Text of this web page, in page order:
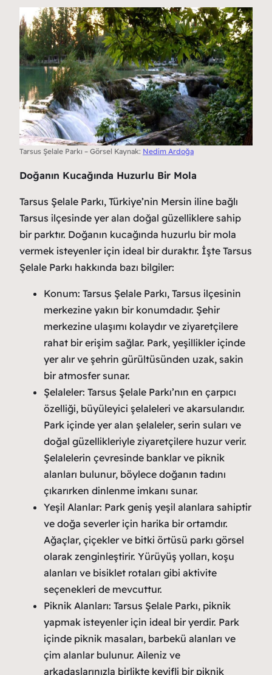
Tarsus Şelale Parkı – Görsel Kaynak: Nedim Ardoğa
Doğanın Kucağında Huzurlu Bir Mola
Tarsus Şelale Parkı, Türkiye’nin Mersin iline bağlı
Tarsus ilçesinde yer alan doğal güzelliklere sahip
bir parktır. Doğanın kucağında huzurlu bir mola
vermek isteyenler için ideal bir duraktır. İşte Tarsus
Şelale Parkı hakkında bazı bilgiler:
Konum: Tarsus Şelale Parkı, Tarsus ilçesinin
merkezine yakın bir konumdadır. Şehir
merkezine ulaşımı kolaydır ve ziyaretçilere
rahat bir erişim sağlar. Park, yeşillikler içinde
yer alır ve şehrin gürültüsünden uzak, sakin
bir atmosfer sunar.
Şelaleler: Tarsus Şelale Parkı’nın en çarpıcı
özelliği, büyüleyici şelaleleri ve akarsularıdır.
Park içinde yer alan şelaleler, serin suları ve
doğal güzellikleriyle ziyaretçilere huzur verir.
Şelalelerin çevresinde banklar ve piknik
alanları bulunur, böylece doğanın tadını
çıkarırken dinlenme imkanı sunar.
Yeşil Alanlar: Park geniş yeşil alanlara sahiptir
ve doğa severler için harika bir ortamdır.
Ağaçlar, çiçekler ve bitki örtüsü parkı görsel
olarak zenginleştirir. Yürüyüş yolları, koşu
alanları ve bisiklet rotaları gibi aktivite
seçenekleri de mevcuttur.
Piknik Alanları: Tarsus Şelale Parkı, piknik
yapmak isteyenler için ideal bir yerdir. Park
içinde piknik masaları, barbekü alanları ve
çim alanlar bulunur. Aileniz ve
arkadaşlarınızla birlikte keyifli bir piknik